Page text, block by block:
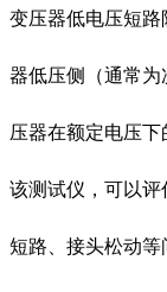
变压器低电压短
器低压侧（通常
压器在额定电压
该测试仪，可以评
短路、接头松动